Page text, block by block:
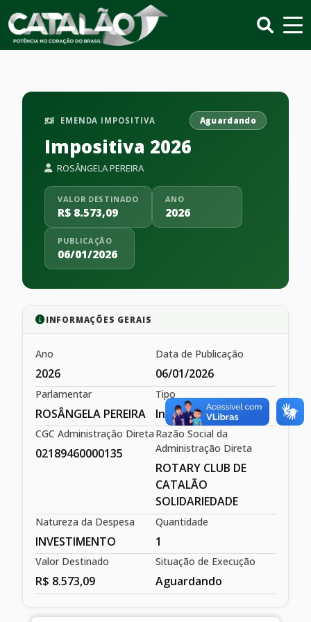
EMENDA IMPOSITIVA Aguardando
Impositiva 2026
ROSÂNGELA PEREIRA
VALOR DESTINADO
R$ 8.573,09
ANO
2026
PUBLICAÇÃO
06/01/2026
INFORMAÇÕES GERAIS
Ano
2026
Data de Publicação
06/01/2026
Parlamentar
ROSÂNGELA PEREIRA
Tipo
Individual
CGC Administração Direta
02189460000135
Razão Social da
Administração Direta
ROTARY CLUB DE
CATALÃO
SOLIDARIEDADE
Natureza da Despesa
INVESTIMENTO
Quantidade
1
Valor Destinado
R$ 8.573,09
Situação de Execução
Aguardando